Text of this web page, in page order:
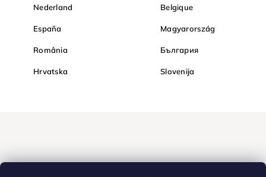
Nederland Belgique
España Magyarország
România България
Hrvatska Slovenija